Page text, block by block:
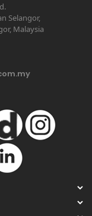
Selangor,
Malaysia